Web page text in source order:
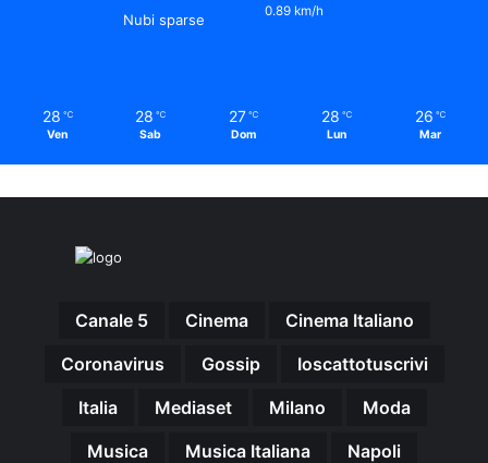
Nubi sparse
0.89 km/h
28 ℃
Ven
28 ℃
Sab
27 ℃
Dom
28 ℃
Lun
26 ℃
Mar
Canale 5 Cinema
Cinema Italiano
Coronavirus
Gossip
Ioscattotuscrivi
Italia
Mediaset Milano
Moda
Musica
Musica Italiana
Napoli